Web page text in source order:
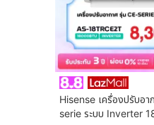
Hisense เครื่องปรับอ
serie ระบบ Inverter